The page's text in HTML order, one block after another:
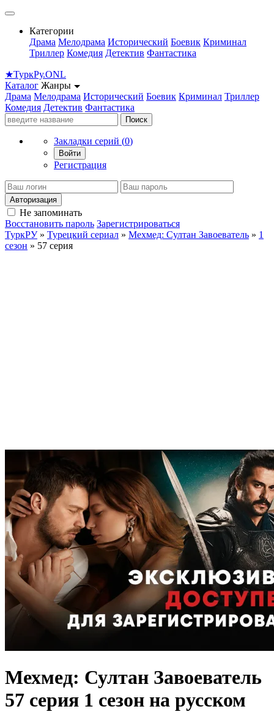
Категории
Драма Мелодрама Исторический Боевик Криминал
Триллер Комедия Детектив Фантастика
★ТуркРу.ONL
Каталог Жанры
Драма Мелодрама Исторический Боевик Криминал Триллер
Комедия Детектив Фантастика
Поиск
Закладки серий (0)
Войти
Регистрация
Авторизация
Не запоминать
Восстановить пароль Зарегистрироваться
ТуркРУ» Турецкий сериал » Мехмед: Султан Завоеватель » 1
сезон » 57 серия
Мехмед: Султан Завоеватель
57 серия 1 сезон на русском